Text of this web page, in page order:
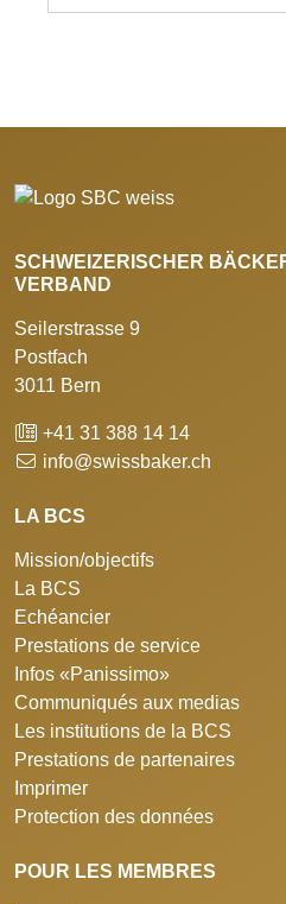
SCHWEIZERISCHER
VERBAND
Seilerstrasse 9
Postfach
3011 Bern
+41 31 388 14 14
info@swissbaker.ch
LA BCS
Mission/objectifs
La BCS
Echéancier
Prestations de service
Infos «Panissimo»
Communiqués aux medias
Les institutions de la BCS
Prestations de partenaires
Imprimer
Protection des données
POUR LES MEMBRES